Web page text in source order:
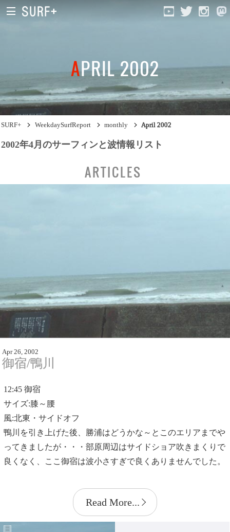
North Chiba
South Chiba
Video Logs
APRIL 2002
SURF+ WeekdaySurfReport monthly April 2002
2002年4月のサーフィンと波情報リスト
ARTICLES
Apr 26, 2002
御宿/鴨川
12:45御宿
サイズ:膝～腰
風:北東・サイドオフ
鴨川を引き上げた後、勝浦はどうかな～とこのエリアまでや
ってきましたが・・・部原周辺はサイドショア吹きまくりで
良くなく、ここ御宿は波小さすぎで良くありませんでした。
Read More...